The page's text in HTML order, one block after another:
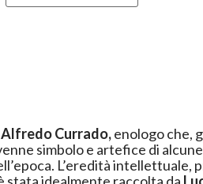
Alfredo Currado,enologo che,
simbolo e artefice di
professionale e